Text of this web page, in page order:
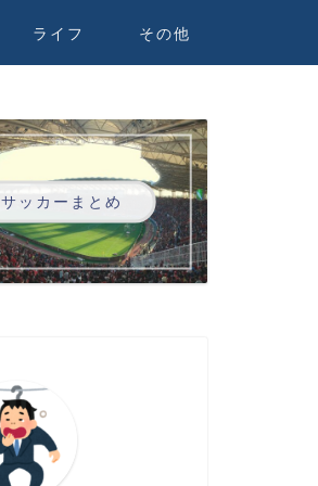
ライフ その他
サッカーまとめ